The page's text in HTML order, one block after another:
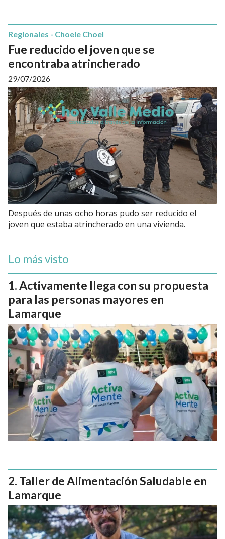
Fue reducido el joven que se
encontraba atrincherado
Regionales - Choele Choel
29/07/2026
Después de unas ocho horas pudo ser reducido el
joven que estaba atrincherado en una vivienda.
Lo más visto
Activamente llega con su propuesta
para las personas mayores en
Lamarque
Taller de Alimentación Saludable en
Lamarque